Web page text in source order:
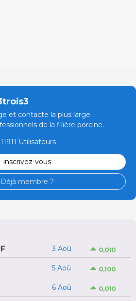
et contacte la plus large
de la filière porcine.
Utilisateurs
inscrivez-vous
Déjà membre ?
3 Aoû 0,010
5 Aoû 0,100
6 Aoû 0,010